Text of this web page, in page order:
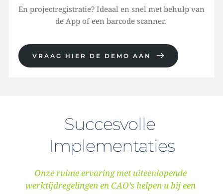
En projectregistratie? Ideaal en snel met behulp van
de App of een barcode scanner.
VRAAG HIER DE DEMO AAN
Succesvolle
Implementaties
Onze ruime ervaring met uiteenlopende
werktijdregelingen en CAO’s helpen u bij een